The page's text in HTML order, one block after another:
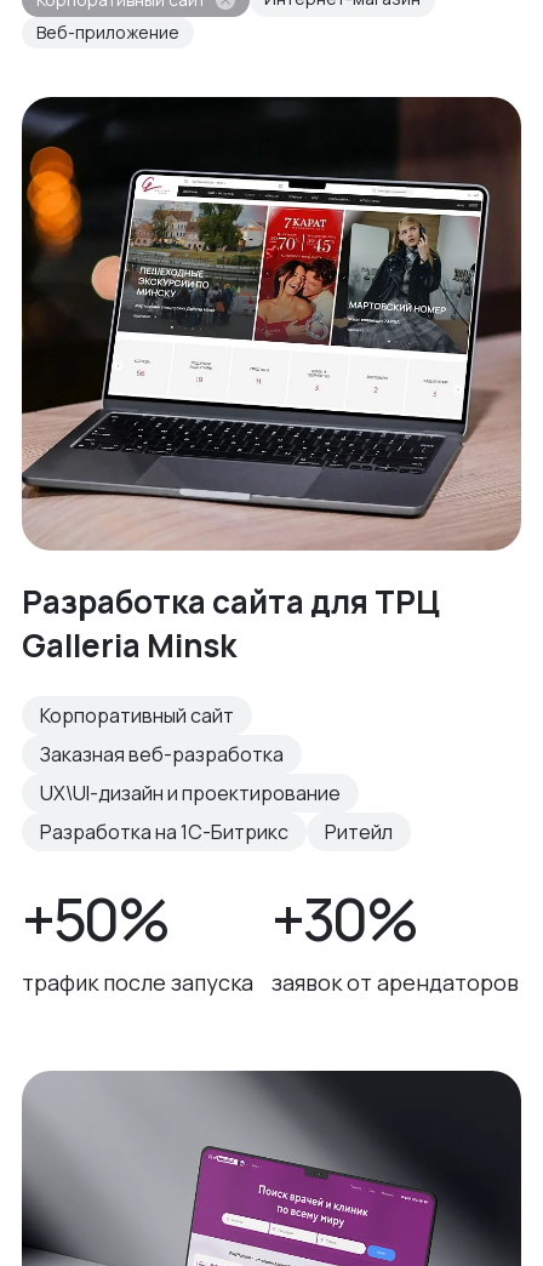
Веб-приложение
Разработка сайта для ТРЦ
Galleria Minsk
Корпоративный сайт
Заказная веб-разработка
UX\UI-дизайн и проектирование
Разработка на 1С-Битрикс
Ритейл
+50%
трафик после запуска
+30%
заявок от арендаторов